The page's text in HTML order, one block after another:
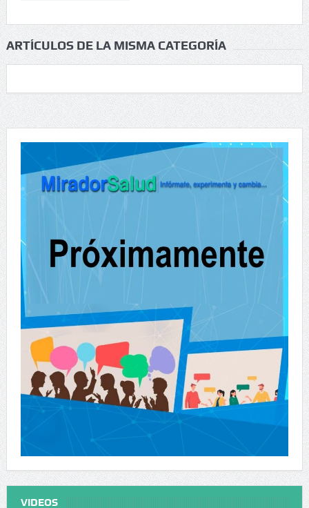
ARTÍCULOS DE LA MISMA CATEGORÍA
VIDEOS